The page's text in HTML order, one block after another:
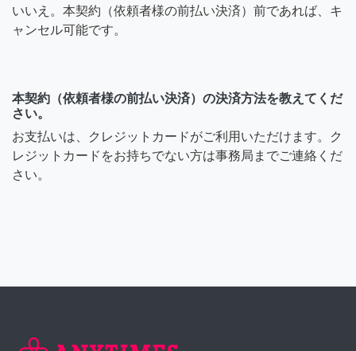
いいえ。本契約（依頼者様の前払い決済）前であれば、キ
ャンセル可能です。
本契約（依頼者様の前払い決済）の決済方法を教えてくだ
さい。
お支払いは、クレジットカードがご利用いただけます。ク
レジットカードをお持ちでない方は事務局までご連絡くだ
さい。